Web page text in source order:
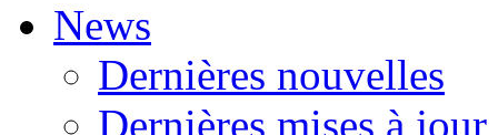
News
Dernières nouvelles
Dernières mises à jour